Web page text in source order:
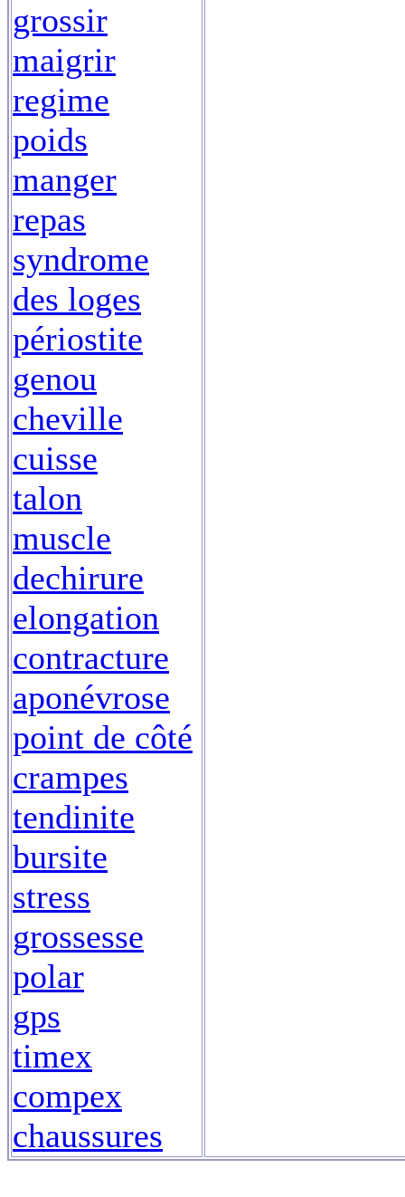
grossir
maigrir
regime
poids
manger
repas
syndrome
des loges
périostite
genou
cheville
cuisse
talon
muscle
dechirure
elongation
contracture
aponévrose
point de côté
crampes
tendinite
bursite
stress
grossesse
polar
gps
timex
compex
chaussures